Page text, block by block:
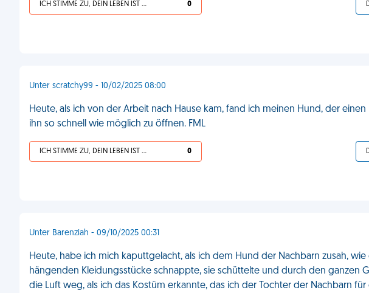
ICH STIMME ZU, DEIN LEBEN IST SCHEISSE 0
Unter scratchy99 - 10/02/2025 08:00
Heute, als ich von der Arbeit nach Hause kam, fand ich meinen Hund, der
ihn so schnell wie möglich zu öffnen. FML
ICH STIMME ZU, DEIN LEBEN IST SCHEISSE 0
Unter Barenziah - 09/10/2025 00:31
Heute, habe ich mich kaputtgelacht, als ich dem Hund der Nachbarn zusah,
hängenden Kleidungsstücke schnappte, sie schüttelte und durch den ganzen
die Luft weg, als ich das Kostüm erkannte, das ich der Tochter der Nachbarn